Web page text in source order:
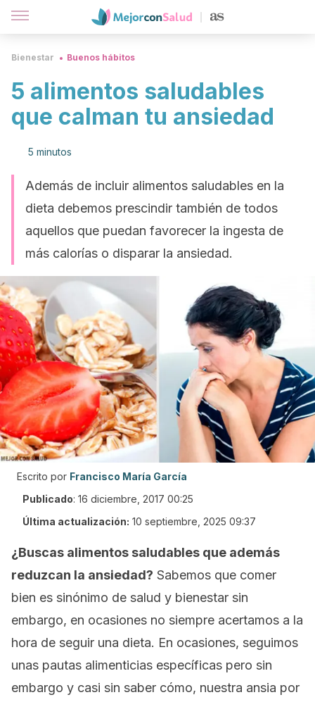
Bienestar Buenos hábitos
5 alimentos saludables
que calman tu ansiedad
5 minutos
Además de incluir alimentos saludables en la
dieta debemos prescindir también de todos
aquellos que puedan favorecer la ingesta de
más calorías o disparar la ansiedad.
Escrito por Francisco María García
Publicado: 16 diciembre, 2017 00:25
Última actualización: 10 septiembre, 2025 09:37
¿Buscas alimentos saludables que además
reduzcan la ansiedad? Sabemos que comer
bien es sinónimo de salud y bienestar sin
embargo, en ocasiones no siempre acertamos a la
hora de seguir una dieta. En ocasiones, seguimos
unas pautas alimenticias específicas pero sin
embargo y casi sin saber cómo, nuestra ansia por